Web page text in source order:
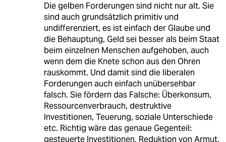
Die gelben Forderungen sind nicht nur alt. Sie
sind auch grundsätzlich primitiv und
undifferenziert, es ist einfach der Glaube und
die Behauptung, Geld sei besser als beim Staat
beim einzelnen Menschen aufgehoben, auch
wenn dem die Knete schon aus den Ohren
rauskommt. Und damit sind die liberalen
Forderungen auch einfach unübersehbar
falsch. Sie fördern das Falsche: Überkonsum,
Ressourcenverbrauch, destruktive
Investitionen, Teuerung, soziale Unterschiede
etc. Richtig wäre das genaue Gegenteil:
gesteuerte Investitionen, Reduktion von Armut,